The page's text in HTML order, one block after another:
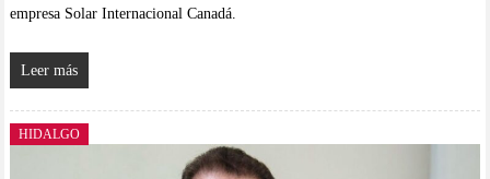
empresa Solar Internacional Canadá.
Leer más
HIDALGO